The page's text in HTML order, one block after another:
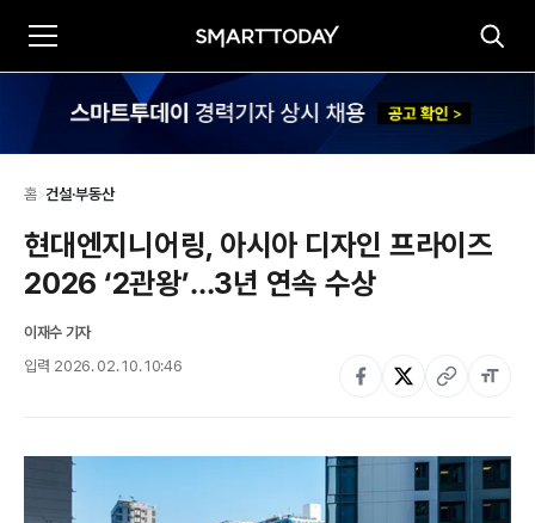
홈>건설·부동산
현대엔지니어링, 아시아 디자인 프라이즈
2026 ‘2관왕’…3년 연속 수상
이재수 기자
입력 2026. 02. 10. 10:46